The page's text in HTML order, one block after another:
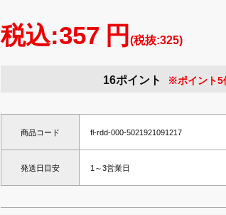
税込:357 円(税抜:325)
16ポイント ※ポイント5
商品コード fl-rdd-000-5021921091217
発送日目安 1～3営業日